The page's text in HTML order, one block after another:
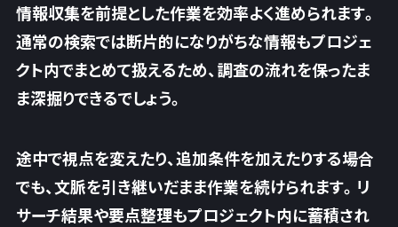
情報収集を前提とした作業を効率よく進められます。
通常の検索では断片的になりがちな情報もプロジェ
クト内でまとめて扱えるため、調査の流れを保ったま
ま深掘りできるでしょう。
途中で視点を変えたり、追加条件を加えたりする場合
でも、文脈を引き継いだまま作業を続けられます。リ
サーチ結果や要点整理もプロジェクト内に蓄積され